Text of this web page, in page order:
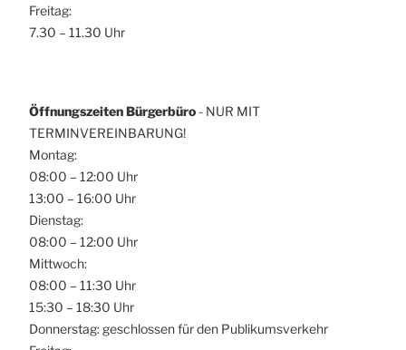
Freitag:
7.30 – 11.30 Uhr
Öffnungszeiten Bürgerbüro - NUR MIT
TERMINVEREINBARUNG!
Montag:
08:00 – 12:00 Uhr
13:00 – 16:00 Uhr
Dienstag:
08:00 – 12:00 Uhr
Mittwoch:
08:00 – 11:30 Uhr
15:30 – 18:30 Uhr
Donnerstag: geschlossen für den Publikumsverkehr